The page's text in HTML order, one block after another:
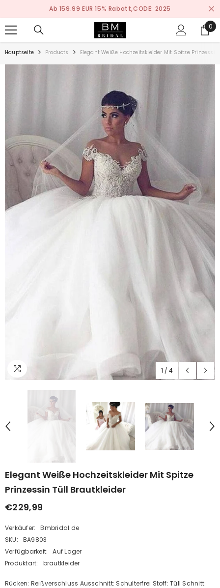
ZUM INHALT SPRINGEN
Ab 159.99 EUR 15% Rabatt,CODE: 2025
0
0
Hauptseite Products Elegant Weiße Hochzeitskleider Mit Spitze
1 / 4
Elegant Weiße Hochzeitskleider Mit Spitze
Prinzessin Tüll Brautkleider
€229,99
Verkäufer:
Bmbridal.de
SKU:
BA9803
Verfügbarkeit:
Auf Lager
Produktart:
brautkleider
Rücken: Reißverschluss Ausschnitt: Schulterfrei Stoff: Tüll Schnitt: